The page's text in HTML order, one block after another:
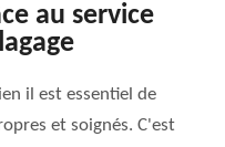
au service
il est essentiel de
et soignés. C'est